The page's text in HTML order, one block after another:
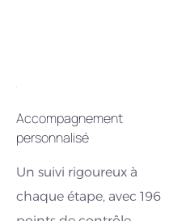
Accompagnement
personnalisé
Un suivi rigoureux à
chaque étape, avec 196